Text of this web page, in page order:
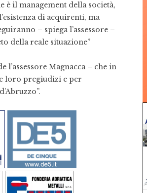
il management della società,
di acquirenti, ma
– spiega l’assessore –
della reale situazione”
Magnacca – che in
loro pregiudizi e per